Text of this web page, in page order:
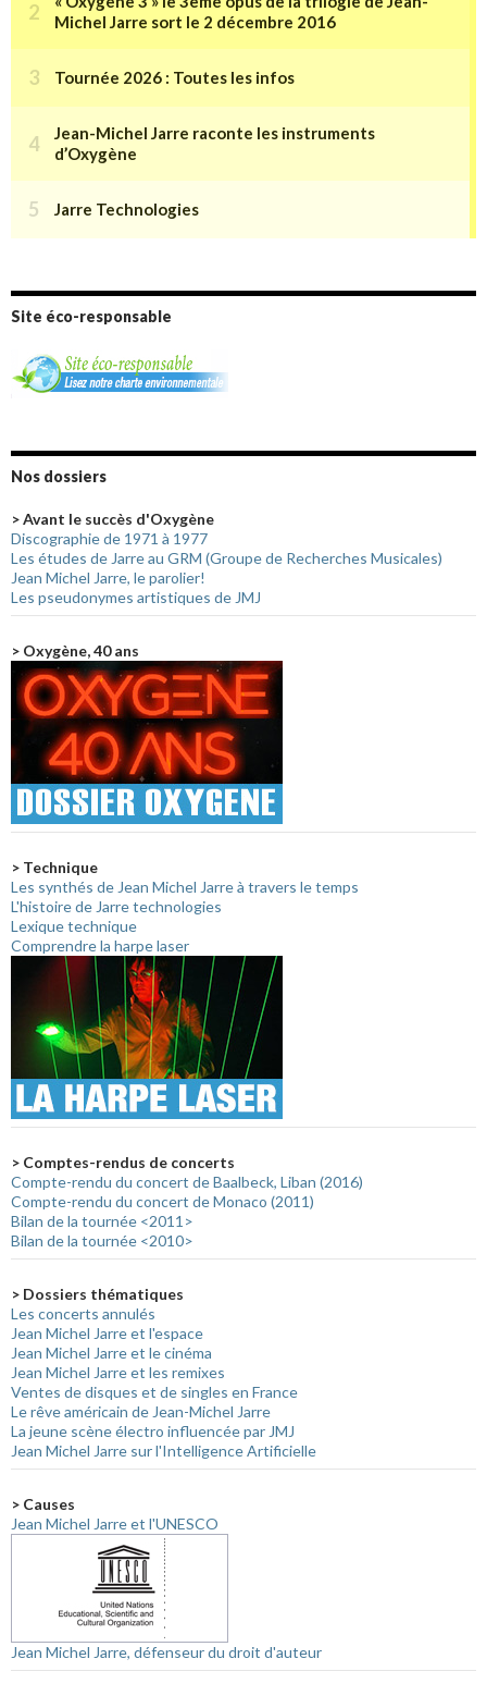
Site éco-responsable
Nos dossiers
> Avant le succès d'Oxygène
Discographie de 1971 à 1977
Les études de Jarre au GRM (Groupe de Recherches Musicales)
Jean Michel Jarre, le parolier!
Les pseudonymes artistiques de JMJ
> Oxygène, 40 ans
> Technique
Les synthés de Jean Michel Jarre à travers le temps
L'histoire de Jarre technologies
Lexique technique
Comprendre la harpe laser
> Comptes-rendus de concerts
Compte-rendu du concert de Baalbeck, Liban (2016)
Compte-rendu du concert de Monaco (2011)
Bilan de la tournée <2011>
Bilan de la tournée <2010>
> Dossiers thématiques
Les concerts annulés
Jean Michel Jarre et l'espace
Jean Michel Jarre et le cinéma
Jean Michel Jarre et les remixes
Ventes de disques et de singles en France
Le rêve américain de Jean-Michel Jarre
La jeune scène électro influencée par JMJ
Jean Michel Jarre sur l'Intelligence Artificielle
> Causes
Jean Michel Jarre et l'UNESCO
Jean Michel Jarre, défenseur du droit d'auteur